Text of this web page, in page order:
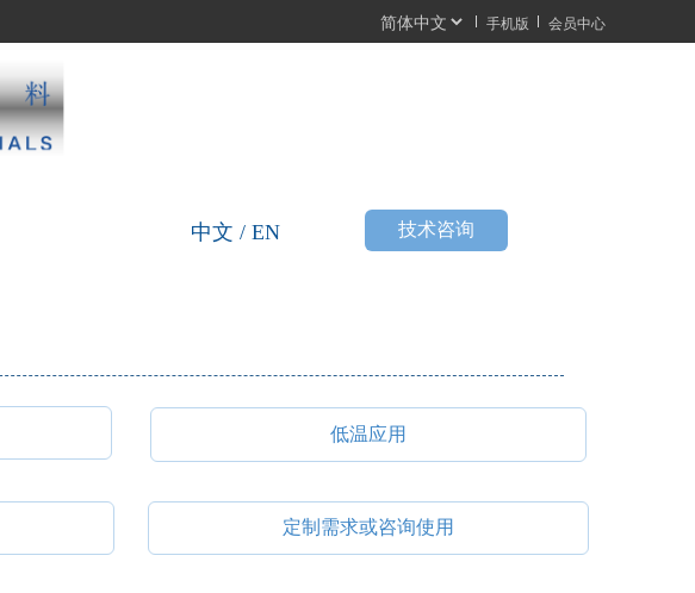
手机版 会员中心
中文 / EN
按
钮
技术咨询
低温应用
定制需求或咨询使用